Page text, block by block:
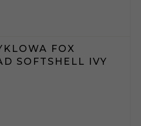
FOX
SOFTSHELL IVY